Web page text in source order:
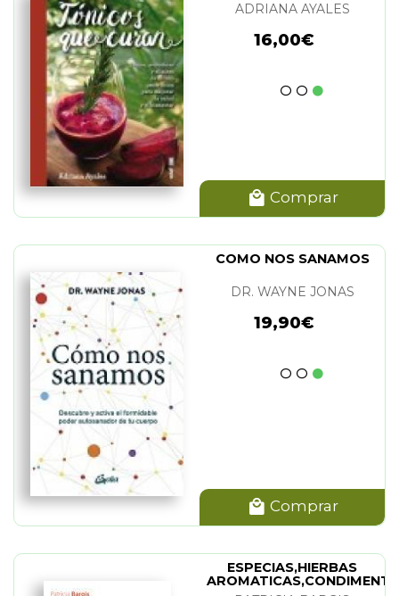
ADRIANA AYALES
16,00€
Comprar
COMO NOS SANAMOS
DR. WAYNE JONAS
19,90€
Comprar
ESPECIAS,HIERBAS